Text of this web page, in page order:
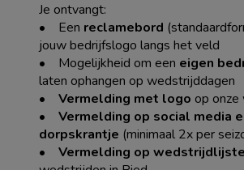
Je ontvangt:
• Een reclamebord
jouw bedrijfslogo langs het veld
• Mogelijkheid om een eigen
laten ophangen op wedstrijddagen
• Vermelding met logo op
• Vermelding op social media
dorpskrantje (minimaal 2x per
• Vermelding op